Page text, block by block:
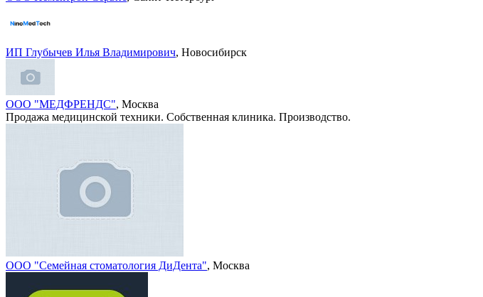
ИП Глубычев Илья Владимирович, Новосибирск
ООО "МЕДФРЕНДС", Москва
Продажа медицинской техники. Собственная клиника. Производство.
ООО "Семейная стоматология ДиДента", Москва